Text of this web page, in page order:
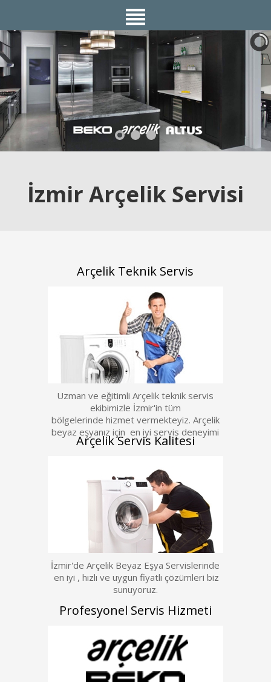
İzmir Arçelik Servisi
Arçelik Teknik Servis
Uzman ve eğitimli Arçelik teknik servis
ekibimizle İzmir'in tüm
bölgelerinde hizmet vermekteyiz. Arçelik
beyaz eşyanız için en iyi servis deneyimi
Arçelik Servis Kalitesi
İzmir'de Arçelik Beyaz Eşya Servislerinde
en iyi , hızlı ve uygun fiyatlı çözümleri biz
sunuyoruz.
Profesyonel Servis Hizmeti